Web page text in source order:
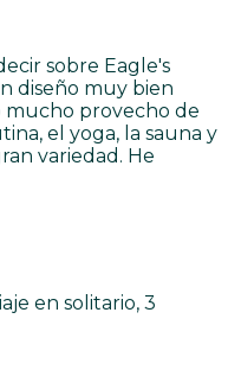
sobre Eagle's
diseño muy bien
mucho provecho de
el yoga, la sauna y
variedad. He
en solitario, 3